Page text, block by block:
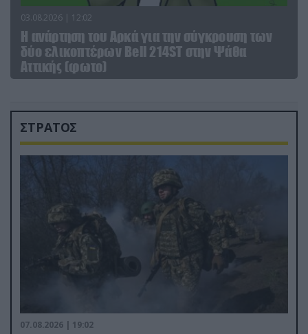
03.08.2026 | 12:02
Η ανάρτηση του Αρκά για την σύγκρουση των
δύο ελικοπτέρων Bell 214ST στην Ψάθα
Αττικής (φωτο)
ΣΤΡΑΤΟΣ
07.08.2026 | 19:02